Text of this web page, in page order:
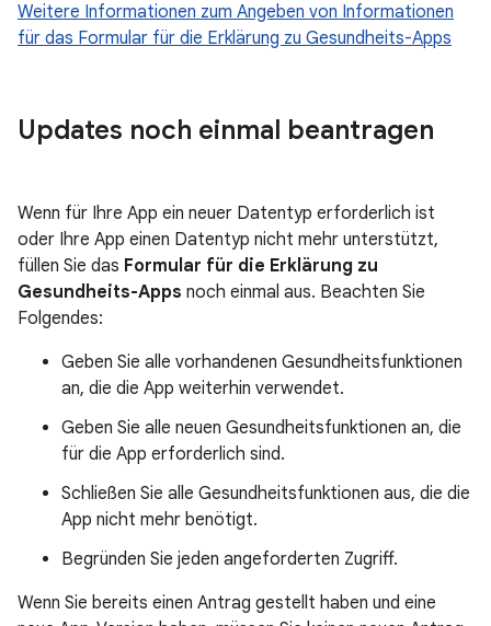
Weitere Informationen zum Angeben von Informationen
für das Formular für die Erklärung zu Gesundheits-Apps
Updates noch einmal beantragen
Wenn für Ihre App ein neuer Datentyp erforderlich ist
oder Ihre App einen Datentyp nicht mehr unterstützt,
füllen Sie das Formular für die Erklärung zu
Gesundheits-Apps noch einmal aus. Beachten Sie
Folgendes:
Geben Sie alle vorhandenen Gesundheitsfunktionen
an, die die App weiterhin verwendet.
Geben Sie alle neuen Gesundheitsfunktionen an, die
für die App erforderlich sind.
Schließen Sie alle Gesundheitsfunktionen aus, die die
App nicht mehr benötigt.
Begründen Sie jeden angeforderten Zugriff.
Wenn Sie bereits einen Antrag gestellt haben und eine